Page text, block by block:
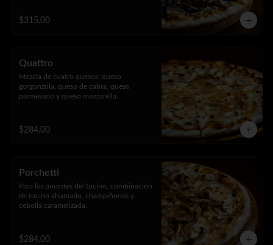
$315.00
Quattro
Mezcla de cuatro quesos; queso
gorgonzola, queso de cabra, queso
parmesano y queso mozzarella.
$284.00
Porchetti
Para los amantes del tocino, combinación
de tocino ahumado, champiñones y
cebolla caramelizada.
$284.00